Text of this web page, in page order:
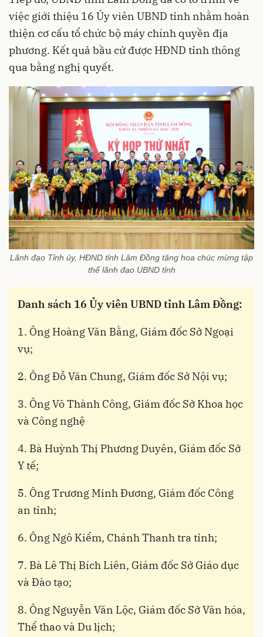
việc giới thiệu 16 Ủy viên UBND tỉnh nhằm hoàn
thiện cơ cấu tổ chức bộ máy chính quyền địa
phương. Kết quả bầu cử được HĐND tỉnh thông
qua bằng nghị quyết.
Lãnh đạo Tỉnh ủy, HĐND tỉnh Lâm Đồng tặng hoa chúc mừng tập
thể lãnh đạo UBND tỉnh
Danh sách 16 Ủy viên UBND tỉnh Lâm Đồng:
1. Ông Hoàng Văn Bằng, Giám đốc Sở Ngoại
vụ;
2. Ông Đỗ Văn Chung, Giám đốc Sở Nội vụ;
3. Ông Võ Thành Công, Giám đốc Sở Khoa học
và Công nghệ
4. Bà Huỳnh Thị Phương Duyên, Giám đốc Sở
Y tế;
5. Ông Trương Minh Đương, Giám đốc Công
an tỉnh;
6. Ông Ngô Kiểm, Chánh Thanh tra tỉnh;
7. Bà Lê Thị Bích Liên, Giám đốc Sở Giáo dục
và Đào tạo;
8. Ông Nguyễn Văn Lộc, Giám đốc Sở Văn hóa,
Thể thao và Du lịch;